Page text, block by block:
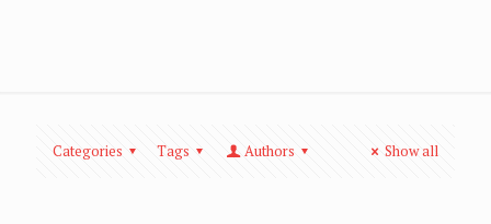
Categories Tags Authors Show all